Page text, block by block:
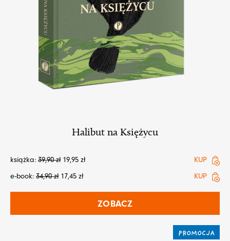
Halibut na Księżycu
książka: 39,90zł 19,95 zł
KUP
e-book: 34,90zł 17,45 zł KUP
ZOBACZ
PROMOCJA